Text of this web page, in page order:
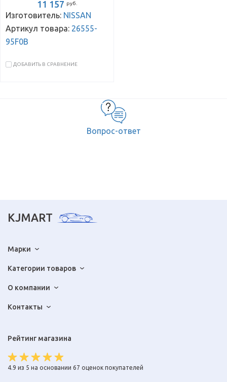
11 157 руб.
Изготовитель: NISSAN
Артикул товара: 26555-
95F0B
ДОБАВИТЬ В СРАВНЕНИЕ
Вопрос-ответ
KJMART
Марки
Категории товаров
О компании
Контакты
Рейтинг магазина
4.9 из 5 на основании 67 оценок покупателей